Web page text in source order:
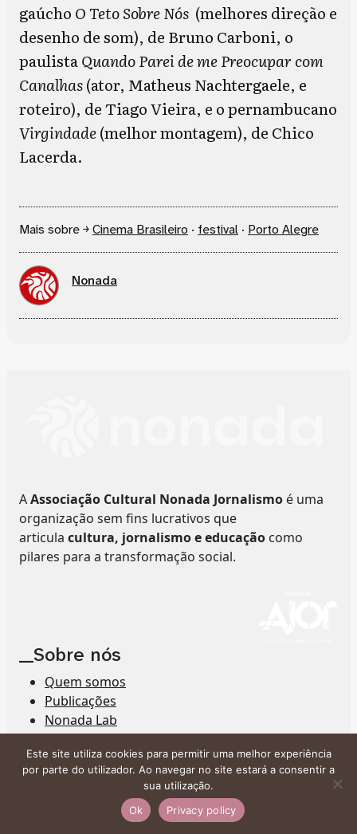
gaúcho O Teto Sobre Nós (melhores direção e
desenho de som), de Bruno Carboni, o
paulistaQuando Parei de me Preocupar com
Canalhas(ator, Matheus Nachtergaele, e
roteiro), de Tiago Vieira, e o pernambucano
Virgindade(melhor montagem), de Chico
Lacerda.
Mais sobre ￫Cinema Brasileiro · festival · Porto Alegre
Nonada
AAssociação Cultural Nonada Jornalismo é uma
organização sem fins lucrativos que
articula cultura, jornalismo e educação como
pilares para a transformação social.
__Sobre nós
Quem somos
Publicações
Nonada Lab
Política de ética
Política de correções
Política de Privacidade
Este site utiliza cookies para permitir uma melhor experiência
por parte do utilizador. Ao navegar no site estará a consentir a
sua utilização.
Ok
Privacy policy